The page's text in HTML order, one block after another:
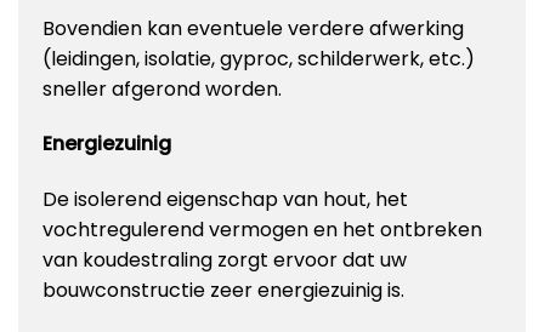
Bovendien kan eventuele verdere afwerking
(leidingen, isolatie, gyproc, schilderwerk, etc.)
sneller afgerond worden.
Energiezuinig
De isolerend eigenschap van hout, het
vochtregulerend vermogen en het ontbreken
van koudestraling zorgt ervoor dat uw
bouwconstructie zeer energiezuinig is.